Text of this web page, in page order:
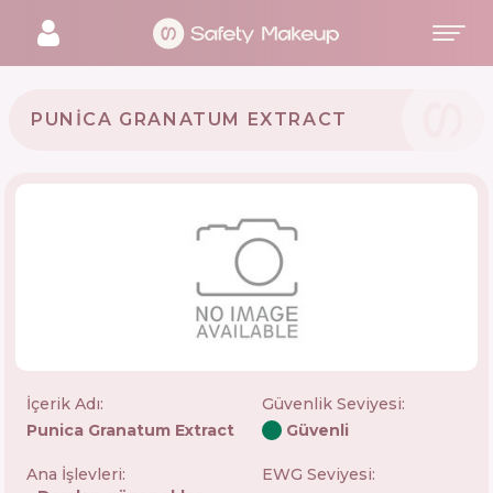
PUNICA GRANATUM EXTRACT
İçerik Adı:
Punica Granatum Extract
Güvenlik Seviyesi:
Güvenli
Ana İşlevleri:
EWG Seviyesi: